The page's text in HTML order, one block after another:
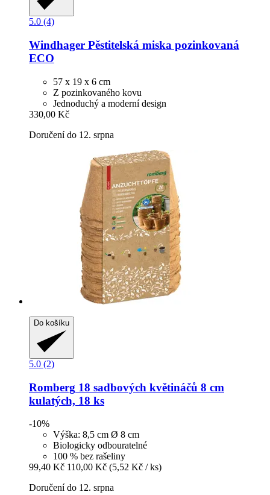
5.0 (4)
Windhager Pěstitelská miska pozinkovaná
ECO
57 x 19 x 6 cm
Z pozinkovaného kovu
Jednoduchý a moderní design
330,00 Kč
Doručení do 12. srpna
Do košíku
5.0 (2)
Romberg 18 sadbových květináčů 8 cm
kulatých, 18 ks
-10%
Výška: 8,5 cm Ø 8 cm
Biologicky odbouratelné
100 % bez rašeliny
99,40 Kč 110,00 Kč (5,52 Kč / ks)
Doručení do 12. srpna